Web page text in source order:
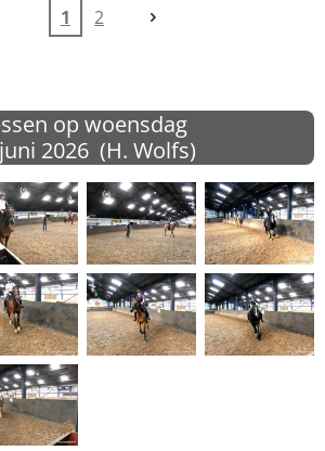
1 2
op woensdag
2026 (H. Wolfs)